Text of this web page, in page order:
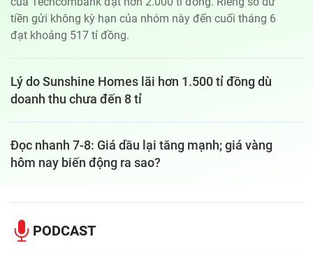
tiền gửi không kỳ hạn của nhóm này đến cuối tháng 6
đạt khoảng 517 tỉ đồng.
Lý do Sunshine Homes lãi hơn 1.500 tỉ đồng dù
doanh thu chưa đến 8 tỉ
Đọc nhanh 7-8: Giá dầu lại tăng mạnh; giá vàng
hôm nay biến động ra sao?
PODCAST